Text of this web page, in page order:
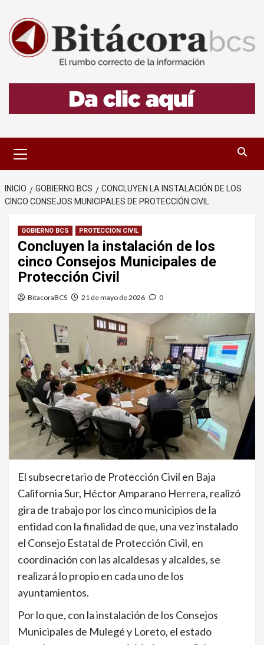
contenido
primario
INICIO GOBIERNO BCS
CONCLUYEN LA INSTALACIÓN DE LOS
CINCO CONSEJOS MUNICIPALES DE PROTECCIÓN CIVIL
GOBIERNO BCS PROTECCION CIVIL
Concluyen la instalación de los
cinco Consejos Municipales de
Protección Civil
BitacoraBCS 21 de mayo de 2026 0
El subsecretario de Protección Civil en Baja
California Sur, Héctor Amparano Herrera, realizó
gira de trabajo por los cinco municipios de la
entidad con la finalidad de que, una vez instalado
el Consejo Estatal de Protección Civil, en
coordinación con las alcaldesas y alcaldes, se
realizará lo propio en cada uno de los
ayuntamientos.
Por lo que, con la instalación de los Consejos
Municipales de Mulegé y Loreto, el estado